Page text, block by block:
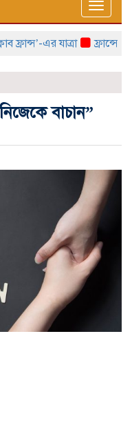
Toggle
এর যাত্রা ফ্রান্সে
বাচান”